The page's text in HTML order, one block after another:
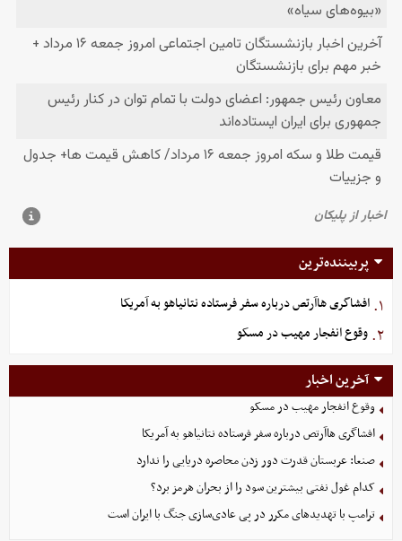
پربیننده‌ترین
۱. افشاگری هاآرتص درباره سفر فرستاده نتانیاهو به آمریکا
۲. وقوع انفجار مهیب در مسکو
آخرین اخبار
وقوع انفجار مهیب در مسکو
افشاگری هاآرتص درباره سفر فرستاده نتانیاهو به آمریکا
صنعا: عربستان قدرت دور زدن محاصره دریایی را ندارد
کدام غول نفتی بیشترین سود را از بحران هرمز برد؟
ترامپ با تهدیدهای مکرر در پی عادی‌سازی جنگ با ایران است